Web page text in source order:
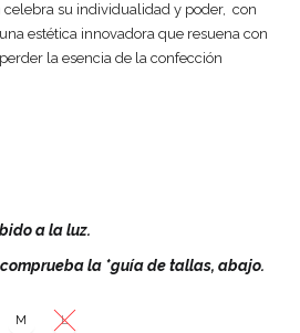
su individualidad y poder, con
estética innovadora que resuena con
la esencia de la confección
a la luz.
la *guía de tallas, abajo.
M L